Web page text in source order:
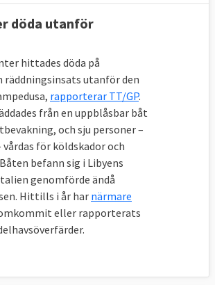
som vidarebosätts i EU-
lanserar även ett förslag där
eller grupper som
ta emot flyktingar, ett
av Kanada och Irland.
finns ett förslag om så
med uppehållstillstånd för
arbetskraft.
ska kommissionen lägga
inom asyl- och
Det rör sig bland annat
mot smuggling av
som anställer olagliga
döda utanför
hittades döda på
räddningsinsats utanför den
rapporterar TT/GP.
från en uppblåsbar båt
och sju personer –
vårdas för köldskador och
befann sig i Libyens
genomförde ändå
Hittills i år har närmare
eller rapporterats